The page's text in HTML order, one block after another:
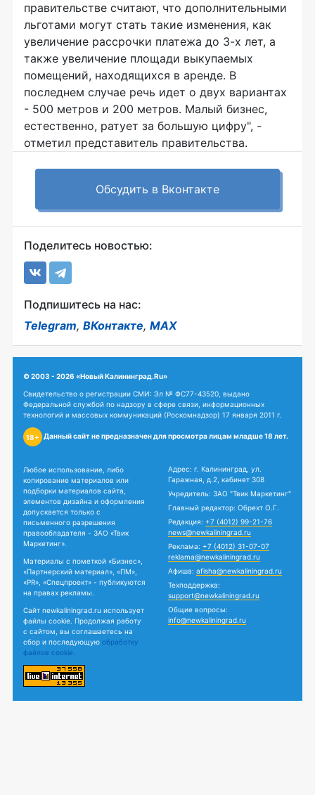
правительстве считают, что дополнительными
льготами могут стать такие изменения, как
увеличение рассрочки платежа до 3-х лет, а
также увеличение площади выкупаемых
помещений, находящихся в аренде. В
последнем случае речь идет о двух вариантах
- 500 метров и 200 метров. Малый бизнес,
естественно, ратует за большую цифру", -
отметил представитель правительства.
Обсудить в Вконтакте
Поделитесь новостью:
Подпишитесь на нас:
Telegram, ВКонтакте, MAX
© 2003 - 2026 «Новый Калининград.Ru»
Свидетельство о регистрации СМИ: Эл № ФС77-43520, выдано
Федеральной службой по надзору в сфере связи, информационных
технологий и массовых коммуникаций (Роскомнадзор) 17 января 2011 г.
18+ Данный сайт не предназначен для просмотра лицам младше 18 лет.
Любое использование, либо
копирование материалов или
подборки материалов сайта,
элементов дизайна и оформления
допускается только с
письменного разрешения
правообладателя - ЗАО «Твик
Маркетинг».
Материалы с пометкой «Бизнес»,
«Партнерский материал», «ПМ»,
«PR», «Спецпроект» - публикуются
на правах рекламы.
Сайт newkaliningrad.ru использует
файлы cookie. Продолжая работу
с сайтом, вы соглашаетесь на
сбор и последующую обработку
файлов cookie.
Адрес: г. Калининград, ул.
Гаражная, д.2, кабинет 308
Учредитель: ЗАО "Твик Маркетинг"
Главный редактор: Обрехт О.Г.
Редакция: +7 (4012) 99-21-76
news@newkaliningrad.ru
Реклама: +7 (4012) 31-07-07
reklama@newkaliningrad.ru
Афиша: afisha@newkaliningrad.ru
Техподдержка:
support@newkaliningrad.ru
Общие вопросы:
info@newkaliningrad.ru